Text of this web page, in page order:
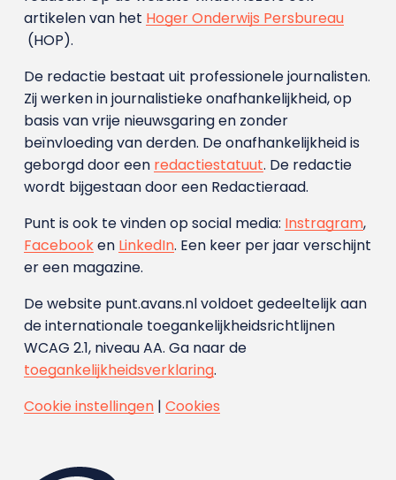
artikelen van het Hoger Onderwijs Persbureau
(HOP).
De redactie bestaat uit professionele journalisten.
Zij werken in journalistieke onafhankelijkheid, op
basis van vrije nieuwsgaring en zonder
beïnvloeding van derden. De onafhankelijkheid is
geborgd door een redactiestatuut. De redactie
wordt bijgestaan door een Redactieraad.
Punt is ook te vinden op social media: Instragram,
Facebooken LinkedIn. Een keer per jaar verschijnt
er een magazine.
De website punt.avans.nl voldoet gedeeltelijk aan
de internationale toegankelijkheidsrichtlijnen
WCAG 2.1, niveau AA. Ga naar de
toegankelijkheidsverklaring.
Cookie instellingen| Cookies